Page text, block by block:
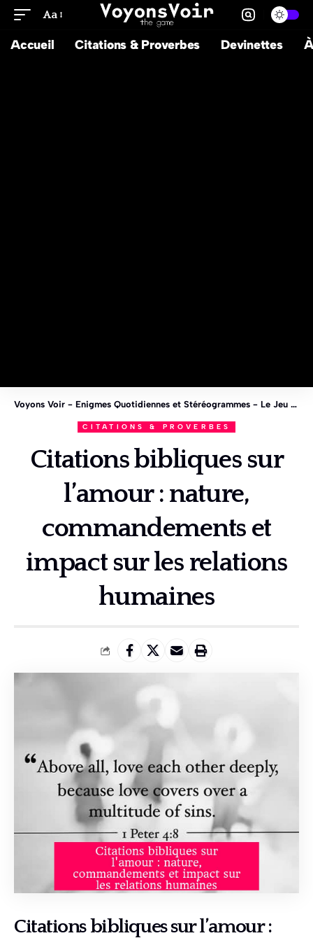
Aa
Accueil Citations & Proverbes Devinettes
Voyons Voir - Enigmes Quotidiennes et Stéréogrammes - Le Jeu des 1%
CITATIONS & PROVERBES
Citations bibliques sur
l’amour : nature,
commandements et
impact sur les relations
humaines
Citations bibliques sur l’amour :